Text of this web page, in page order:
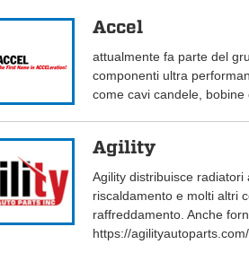
Accel
attualmente fa parte del
componenti ultra
come cavi candele, bobine
Agility
Agility distribuisce
riscaldamento e molti altri
raffreddamento. Anche
https://agilityautoparts.com/